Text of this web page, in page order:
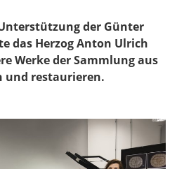
der Günter
das Herzog Anton Ulrich
Werke der Sammlung aus
und restaurieren.